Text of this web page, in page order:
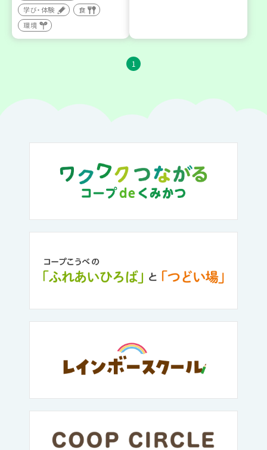
学び・体験
食
環境
1